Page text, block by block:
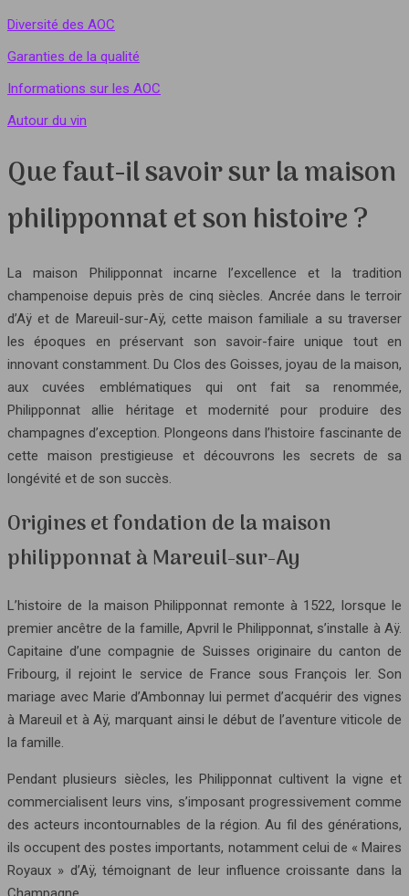
Diversité des AOC
Garanties de la qualité
Informations sur les AOC
Autour du vin
Que faut-il savoir sur la maison
philipponnat et son histoire ?
La maison Philipponnat incarne l’excellence et la tradition
champenoise depuis près de cinq siècles. Ancrée dans le terroir
d’Aÿ et de Mareuil-sur-Aÿ, cette maison familiale a su traverser
les époques en préservant son savoir-faire unique tout en
innovant constamment. Du Clos des Goisses, joyau de la maison,
aux cuvées emblématiques qui ont fait sa renommée,
Philipponnat allie héritage et modernité pour produire des
champagnes d’exception. Plongeons dans l’histoire fascinante de
cette maison prestigieuse et découvrons les secrets de sa
longévité et de son succès.
Origines et fondation de la maison
philipponnat à Mareuil-sur-Ay
L’histoire de la maison Philipponnat remonte à 1522, lorsque le
premier ancêtre de la famille, Apvril le Philipponnat, s’installe à Aÿ.
Capitaine d’une compagnie de Suisses originaire du canton de
Fribourg, il rejoint le service de France sous François Ier. Son
mariage avec Marie d’Ambonnay lui permet d’acquérir des vignes
à Mareuil et à Aÿ, marquant ainsi le début de l’aventure viticole de
la famille.
Pendant plusieurs siècles, les Philipponnat cultivent la vigne et
commercialisent leurs vins, s’imposant progressivement comme
des acteurs incontournables de la région. Au fil des générations,
ils occupent des postes importants, notamment celui de « Maires
Royaux » d’Aÿ, témoignant de leur influence croissante dans la